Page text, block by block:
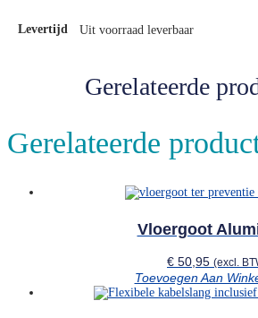
Levertijd Uit voorraad leverbaar
Gerelateerde
Gerelateerde
Vloergoot
€ 50,95 (excl.
Toevoegen Aan